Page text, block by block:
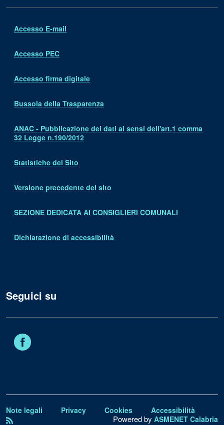
Accesso E-mail
Accesso PEC
Accesso firma digitale
Bussola della Trasparenza
ANAC - Pubblicazione dei dati ai sensi dell'art.1 comma
32 Legge n.190/2012
Statistiche del Sito
Versione precedente del sito
SEZIONE DEDICATA AI CONSIGLIERI COMUNALI
Dichiarazione di accessibilità
Seguici su
Note legali Privacy Cookies Accessibilità
Powered by ASMENET Calabria